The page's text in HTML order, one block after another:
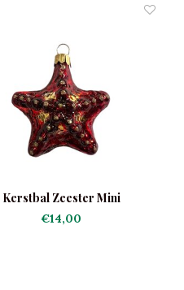
Kerstbal Zeester Mini
€14,00